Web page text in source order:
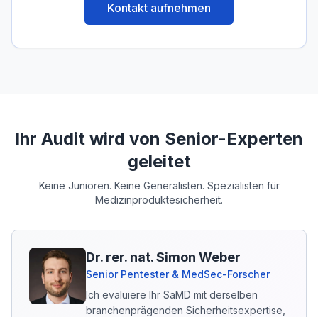
Kontakt aufnehmen
Ihr Audit wird von Senior-Experten
geleitet
Keine Junioren. Keine Generalisten. Spezialisten für
Medizinproduktesicherheit.
Dr. rer. nat. Simon Weber
Senior Pentester & MedSec-Forscher
Ich evaluiere Ihr SaMD mit derselben
branchenprägenden Sicherheitsexpertise,